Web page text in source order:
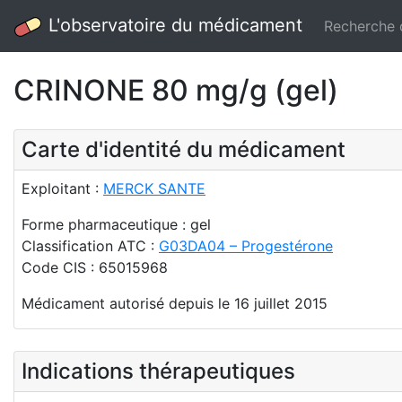
L'observatoire du médicament Recherche
CRINONE 80 mg/g (gel)
Carte d'identité du médicament
Exploitant : MERCK SANTE
Forme pharmaceutique : gel
Classification ATC : G03DA04 – Progestérone
Code CIS : 65015968
Médicament autorisé depuis le 16 juillet 2015
Indications thérapeutiques